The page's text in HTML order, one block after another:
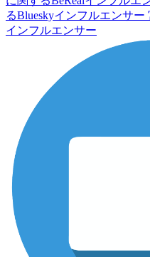
るBlueskyインフルエンサー
インフルエンサー